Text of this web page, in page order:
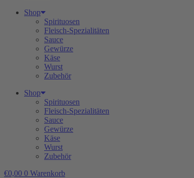
Shop
Spirituosen
Fleisch-Spezialitäten
Sauce
Gewürze
Käse
Wurst
Zubehör
Shop
Spirituosen
Fleisch-Spezialitäten
Sauce
Gewürze
Käse
Wurst
Zubehör
€0,00 0 Warenkorb